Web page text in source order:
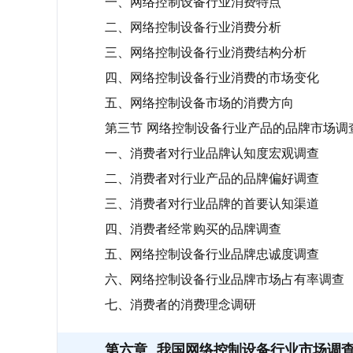
二、网络控制设备行业消费分析
三、网络控制设备行业消费结构分析
四、网络控制设备行业消费的市场变化
五、网络控制设备市场的消费方向
第三节 网络控制设备行业产品的品牌市场调
一、消费者对行业品牌认知度宏观调查
二、消费者对行业产品的品牌偏好调查
三、消费者对行业品牌的首要认知渠道
四、消费者经常购买的品牌调查
五、网络控制设备行业品牌忠诚度调查
六、网络控制设备行业品牌市场占有率调查
七、消费者的消费理念调研
第六章 我国网络控制设备行业市场调